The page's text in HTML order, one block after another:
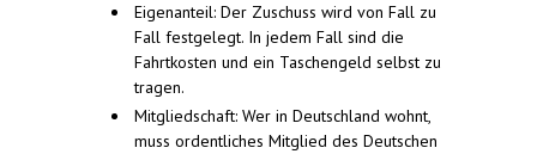
Eigenanteil: Der Zuschuss wird von Fall zu
Fall festgelegt. In jedem Fall sind die
Fahrtkosten und ein Taschengeld selbst zu
tragen.
Mitgliedschaft: Wer in Deutschland wohnt,
muss ordentliches Mitglied des Deutschen